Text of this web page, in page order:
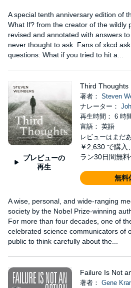
A special tenth anniversary edition of
What If? from the creator of the
revised and annotated with answers
never thought to ask. Fans of xkcd
questions: What if you tried to hit a...
プレビューの
再生
Third Thoughts
著者： Steven
ナレーター：
再生時間： 6 時
言語： 英語
レビューはまだ
￥2,630 で購入
ラン30日間無
無料
A wise, personal, and wide-ranging
society by the Nobel Prize-winning
For more than four decades, one of
celebrated science communicators of
public to think carefully about the...
Failure Is Not
著者： Gene